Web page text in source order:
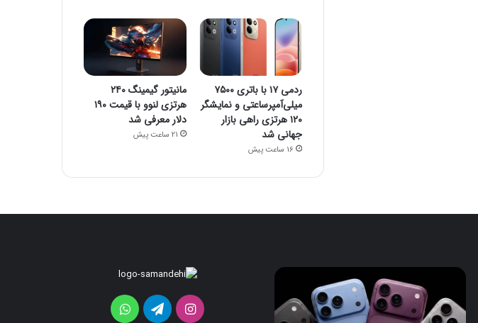
ردمی ۱۷ با باتری ۷۵۰۰
میلی‌آمپرساعتی و نمایشگر
۱۲۰ هرتزی راهی بازار
جهانی شد
16 ساعت پیش
مانیتور گیمینگ ۲۴۰
هرتزی لنوو با قیمت ۱۹۰
دلار معرفی شد
21 ساعت پیش
آیفون
پرو
و
اینستاگرامتلگرام واتس